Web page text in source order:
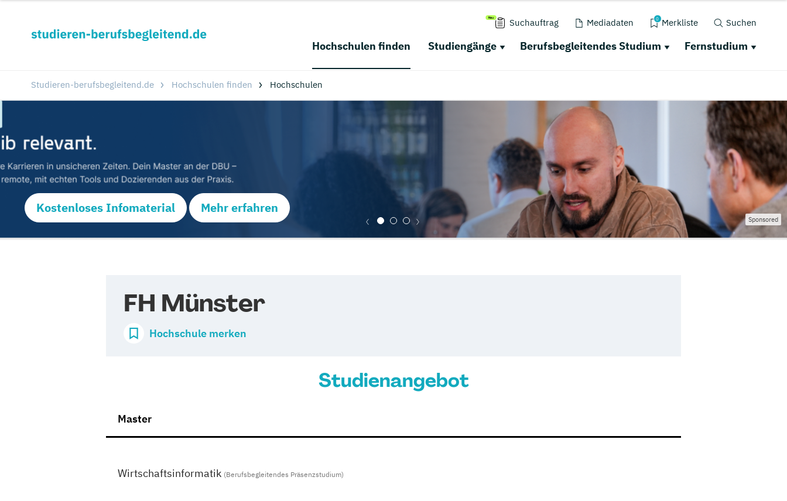
Suchauftrag Mediadaten 0 Merkliste Suchen
Hochschulen finden Studiengänge Berufsbegleitendes Studium Fernstudium
Studieren-berufsbegleitend.de Hochschulen finden Hochschulen
Kostenloses Infomaterial Mehr erfahren
Sponsored
FH Münster
Hochschule merken
Studienangebot
Master
Wirtschaftsinformatik (Berufsbegleitendes Präsenzstudium)